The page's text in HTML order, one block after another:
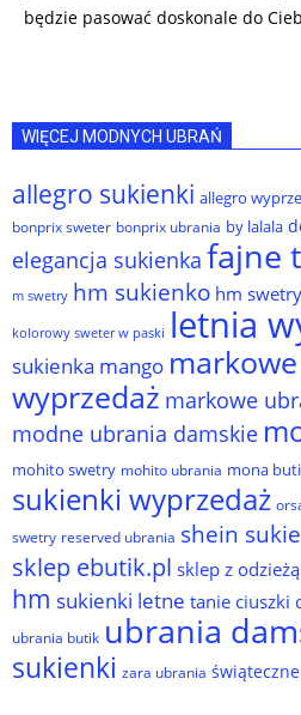
będzie pasować doskonale do
WIĘCEJ MODNYCH UBRAŃ
allegro sukienki allegro
bonprix sweter bonprix ubrania by lalala
elegancja sukienka fajne
m swetry hm sukienko hm
kolorowy sweter w paski letnia
sukienka mango
wyprzedaż markowe
modne ubrania damskie
mohito swetry mohito ubrania mona
sukienki wyprzedaż
swetry reserved ubrania shein
sklep ebutik.pl sklep z odzieżą
hm sukienki letne tanie ciuszki
ubrania butik ubrania
sukienki zara ubrania